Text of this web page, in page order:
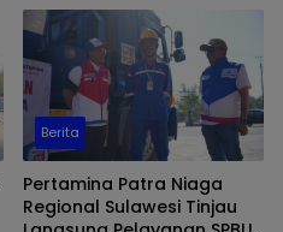
Berita
Pertamina Patra Niaga
Regional Sulawesi Tinjau